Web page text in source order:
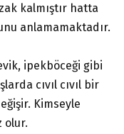
kalmıştır hatta
anlamamaktadır.
ipekböceği gibi
cıvıl cıvıl bir
Kimseyle
olur.